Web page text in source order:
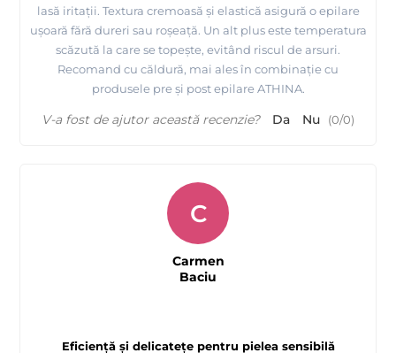
lasă iritații. Textura cremoasă și elastică asigură o epilare
ușoară fără dureri sau roșeață. Un alt plus este temperatura
scăzută la care se topește, evitând riscul de arsuri.
Recomand cu căldură, mai ales în combinație cu
produsele pre și post epilare ATHINA.
V-a fost de ajutor această recenzie? Da Nu (0/0)
Eficiență și delicatețe pentru pielea sensibilă
C
Carmen
Baciu